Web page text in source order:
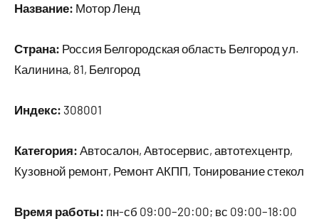
Название: Мотор Ленд
Страна: Россия Белгородская область Белгород ул.
Калинина, 81, Белгород
Индекс: 308001
Категория: Автосалон, Автосервис, автотехцентр,
Кузовной ремонт, Ремонт АКПП, Тонирование стекол
Время работы: пн-сб 09:00–20:00; вс 09:00–18:00